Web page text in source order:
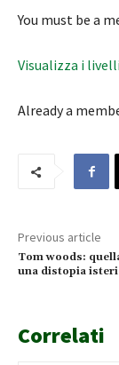
You must be a
Visualizza i
Already a
Previous article
Tom woods:
una distopia
Correlati